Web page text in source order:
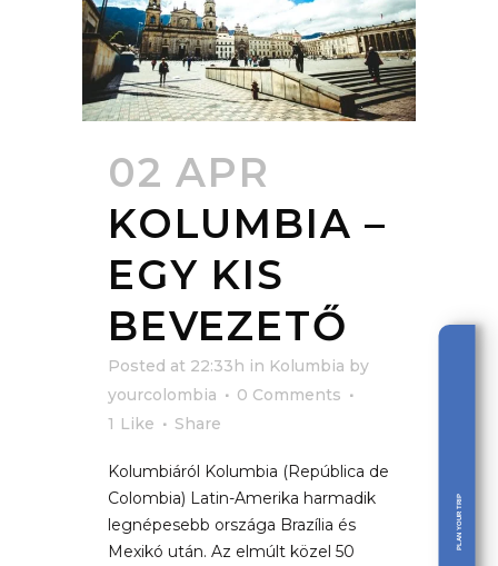
02 APR
KOLUMBIA –
EGY KIS
BEVEZETŐ
Posted at 22:33h in Kolumbia by
yourcolombia
0 Comments
1 Like Share
Kolumbiáról Kolumbia (República de
Colombia) Latin-Amerika harmadik
legnépesebb országa Brazília és
Mexikó után. Az elmúlt közel 50
PLAN YOUR TRIP